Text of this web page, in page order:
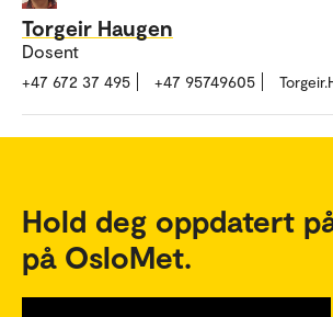
Torgeir Haugen
Dosent
+47 672 37 495 +47 95749605
Hold deg oppdatert
på OsloMet.